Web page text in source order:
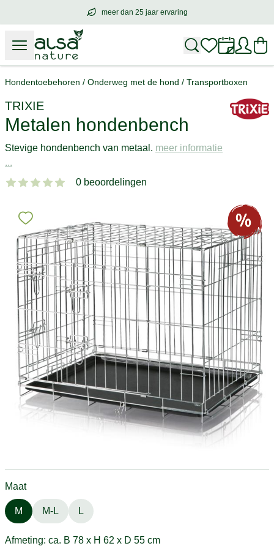
meer dan 25 jaar ervaring
meer dan25 jaar ervaring
Hondentoebehoren / Onderweg met de hond / Transportboxen
TRIXIE
Metalen hondenbench
Stevige hondenbench van metaal. meer informatie
...
0 beoordelingen
Maat
M M-L L
Afmeting: ca. B 78 x H 62 x D 55 cm